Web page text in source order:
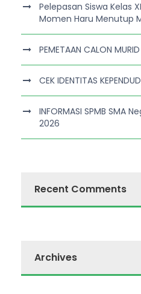
Pelepasan Siswa Kelas
Momen Haru Menutup
PEMETAAN CALON
CEK IDENTITAS
INFORMASI SPMB SMA
2026
Recent Comments
Archives